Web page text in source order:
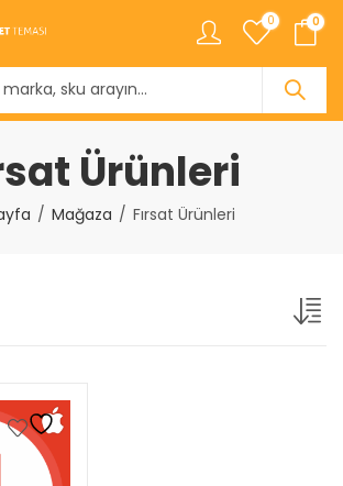
0 0
Ürünleri
Mağaza Fırsat Ürünleri